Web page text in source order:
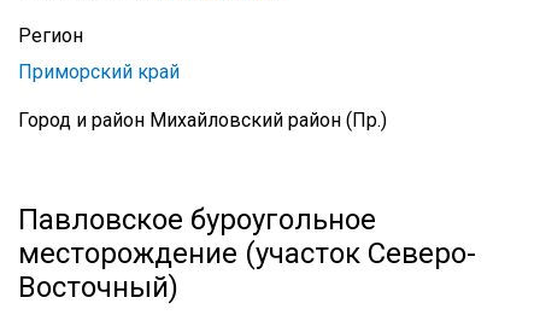
Регион
Приморский край
Город и район Михайловский район (Пр.)
Павловское буроугольное
месторождение (участок Северо-
Восточный)